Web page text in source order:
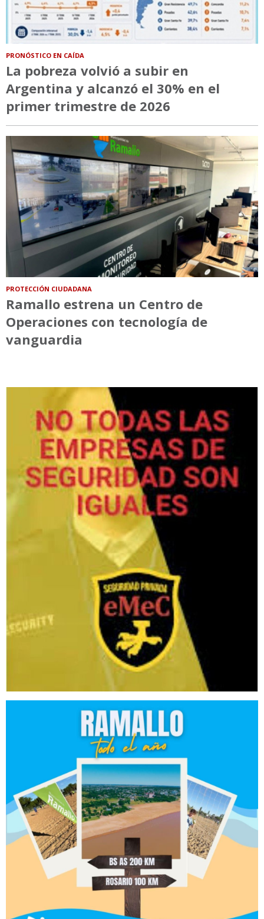
PRONÓSTICO EN CAÍDA
La pobreza volvió a subir en
Argentina y alcanzó el 30% en el
primer trimestre de 2026
PROTECCIÓN CIUDADANA
Ramallo estrena un Centro de
Operaciones con tecnología de
vanguardia